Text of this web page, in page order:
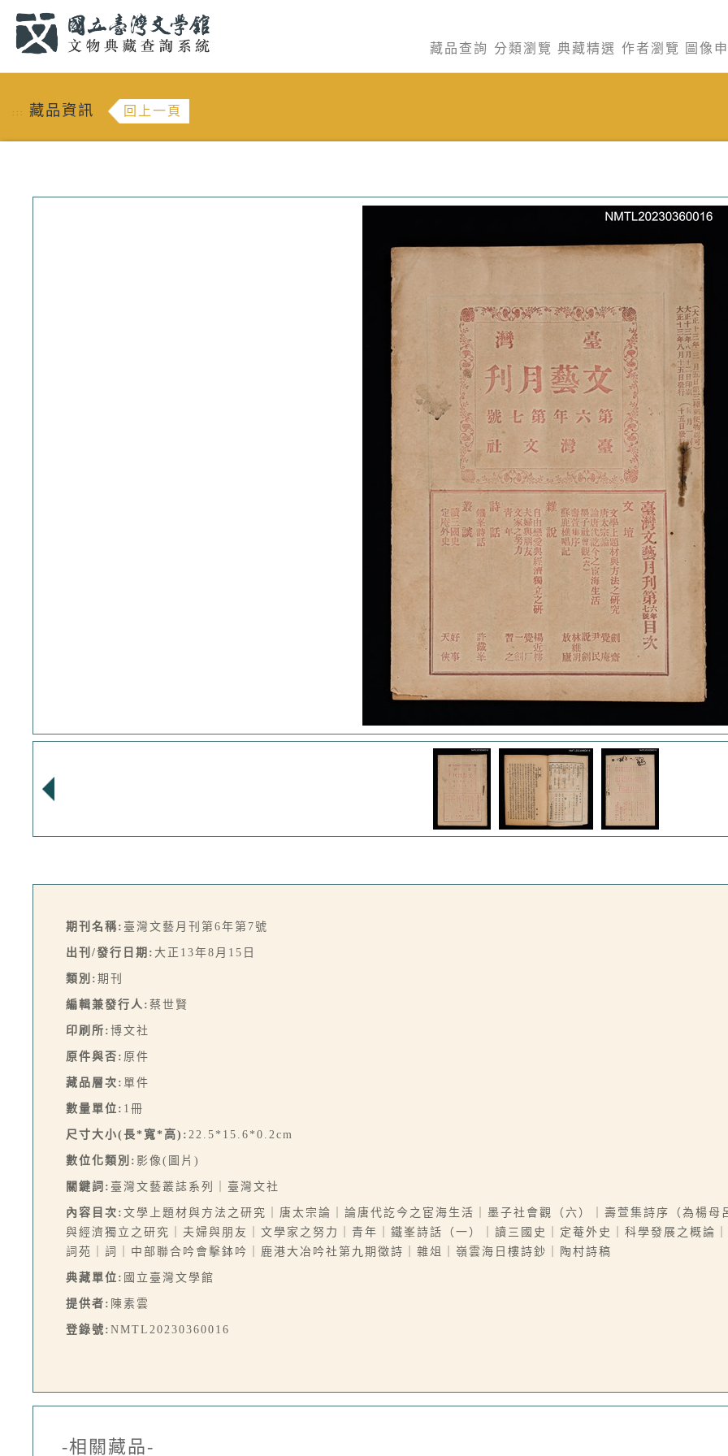
藏品查詢 分類瀏覽 典藏精選 作者瀏覽 圖像
::: 藏品資訊 回上一頁
期刊名稱: 臺灣文藝月刊第6年第7號
出刊/發行日期: 大正13年8月15日
類別: 期刊
編輯兼發行人: 蔡世賢
印刷所: 博文社
原件與否: 原件
藏品層次: 單件
數量單位: 1冊
尺寸大小(長*寬*高): 22.5*15.6*0.2cm
數位化類別: 影像(圖片)
關鍵詞: 臺灣文藝叢誌系列｜臺灣文社
內容目次: 文學上題材與方法之研究｜唐太宗論｜論唐代訖今之宦海生活｜墨子社會觀（六）｜壽萱集詩序（為楊
與經濟獨立之研究｜夫婦與朋友｜文學家之努力｜青年｜鐵峯詩話（一）｜讀三國史｜定菴外史｜科學發展之概論
詞苑｜詞｜中部聯合吟會擊鉢吟｜鹿港大冶吟社第九期徵詩｜雜俎｜嶺雲海日樓詩鈔｜陶村詩稿
典藏單位: 國立臺灣文學館
提供者: 陳素雲
登錄號: NMTL20230360016
-相關藏品-